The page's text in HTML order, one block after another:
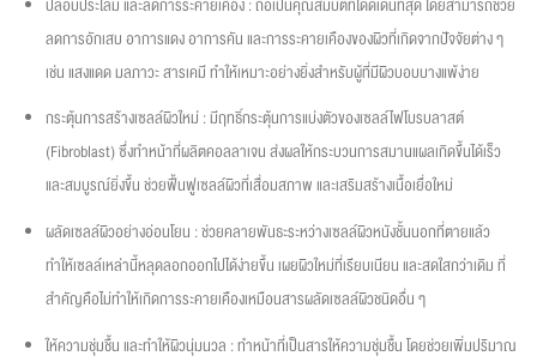
ปลอบประโลม และลดการระคายเคือง : ถือเป็นคุณสมบัติที่โดดเด่นที่สุด โดยสามารถช่วย
ลดการอักเสบ อาการแดง อาการคัน และการระคายเคืองของผิวที่เกิดจากปัจจัยต่าง ๆ
เช่น แสงแดด มลภาวะ สารเคมี ทำให้เหมาะอย่างยิ่งสำหรับผู้ที่มีผิวบอบบางแพ้ง่าย
กระตุ้นการสร้างเซลล์ผิวใหม่ : มีฤทธิ์กระตุ้นการแบ่งตัวของเซลล์ไฟโบรบลาสต์
(Fibroblast) ซึ่งทำหน้าที่ผลิตคอลลาเจน ส่งผลให้กระบวนการสมานแผลเกิดขึ้นได้เร็ว
และสมบูรณ์ยิ่งขึ้น ช่วยฟื้นฟูเซลล์ผิวที่เสื่อมสภาพ และเสริมสร้างเนื้อเยื่อใหม่
ผลัดเซลล์ผิวอย่างอ่อนโยน : ช่วยคลายพันธะระหว่างเซลล์ผิวหนังชั้นนอกที่ตายแล้ว
ทำให้เซลล์เหล่านี้หลุดลอกออกไปได้ง่ายขึ้น เผยผิวใหม่ที่เรียบเนียน และสดใสกว่าเดิม ที่
สำคัญคือไม่ทำให้เกิดการระคายเคืองเหมือนสารผลัดเซลล์ผิวชนิดอื่น ๆ
ให้ความชุ่มชื้น และทำให้ผิวนุ่มนวล : ทำหน้าที่เป็นสารให้ความชุ่มชื้น โดยช่วยเพิ่มปริมาณ